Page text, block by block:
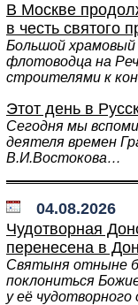
В Москве
в честь святого
Большой храмовый
флотоводца на
строителями к
Этот день в
Сегодня мы
деятеля времен
В.И.Востокова…
04.08.2026
Чудотворная
перенесена в
Святыня отныне
поклониться
у её